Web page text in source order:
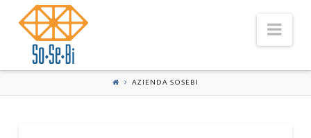
AZIENDA SOSEBI